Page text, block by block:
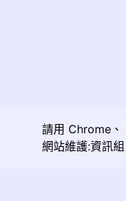
請用 Chrome 、
網站維護:資訊組